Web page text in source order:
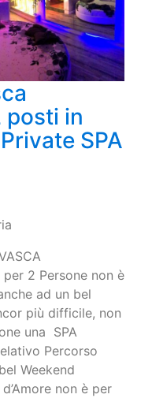
posti in
SPA
per 2 Persone non è
ad un bel
più difficile, non
una SPA
Percorso
Weekend
non è per